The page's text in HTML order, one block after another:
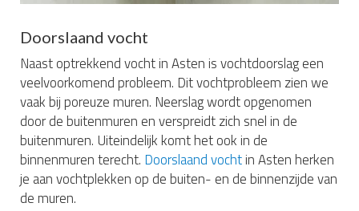
Doorslaand vocht
Naast optrekkend vocht in Asten is vochtdoorslag een
veelvoorkomend probleem. Dit vochtprobleem zien we
vaak bij poreuze muren. Neerslag wordt opgenomen
door de buitenmuren en verspreidt zich snel in de
buitenmuren. Uiteindelijk komt het ook in de
binnenmuren terecht. Doorslaand vochtin Asten herken
je aan vochtplekken op de buiten- en de binnenzijde van
de muren.